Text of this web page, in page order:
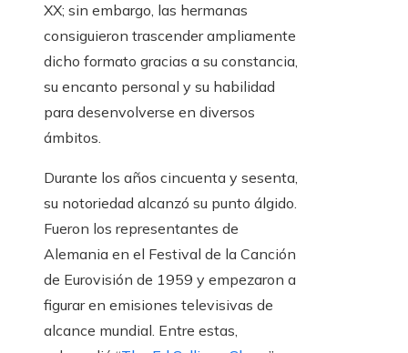
XX; sin embargo, las hermanas
consiguieron trascender ampliamente
dicho formato gracias a su constancia,
su encanto personal y su habilidad
para desenvolverse en diversos
ámbitos.
Durante los años cincuenta y sesenta,
su notoriedad alcanzó su punto álgido.
Fueron los representantes de
Alemania en el Festival de la Canción
de Eurovisión de 1959 y empezaron a
figurar en emisiones televisivas de
alcance mundial. Entre estas,